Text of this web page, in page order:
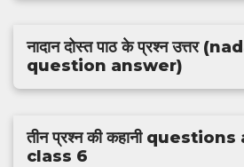
नादान दोस्त पाठ के प्रश्न उत्तर
question answer)
तीन प्रश्न की कहानी
class 6